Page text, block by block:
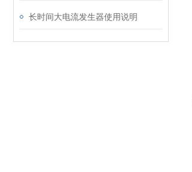
长时间大电流发生器使用说明